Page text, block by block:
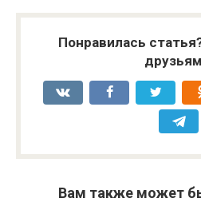
Понравилась
Вам также может